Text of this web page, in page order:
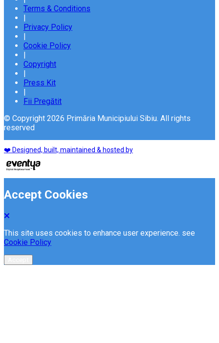
Terms & Conditions
Privacy Policy
Cookie Policy
Copyright
Press Kit
Fii Pregătit
© Copyright 2026 Primăria Municipiului Sibiu. All rights
reserved
❤️ Designed, built, maintained & hosted by
Accept Cookies
This site uses cookies to enhance user experience. see
Cookie Policy